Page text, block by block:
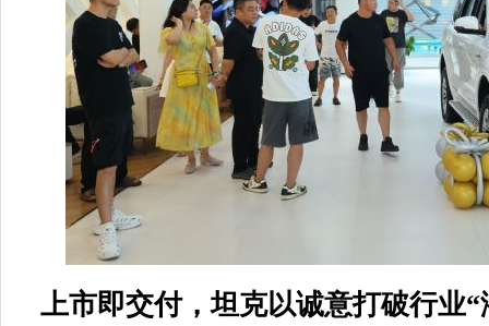
上市即交付，坦克以诚意打破行业“